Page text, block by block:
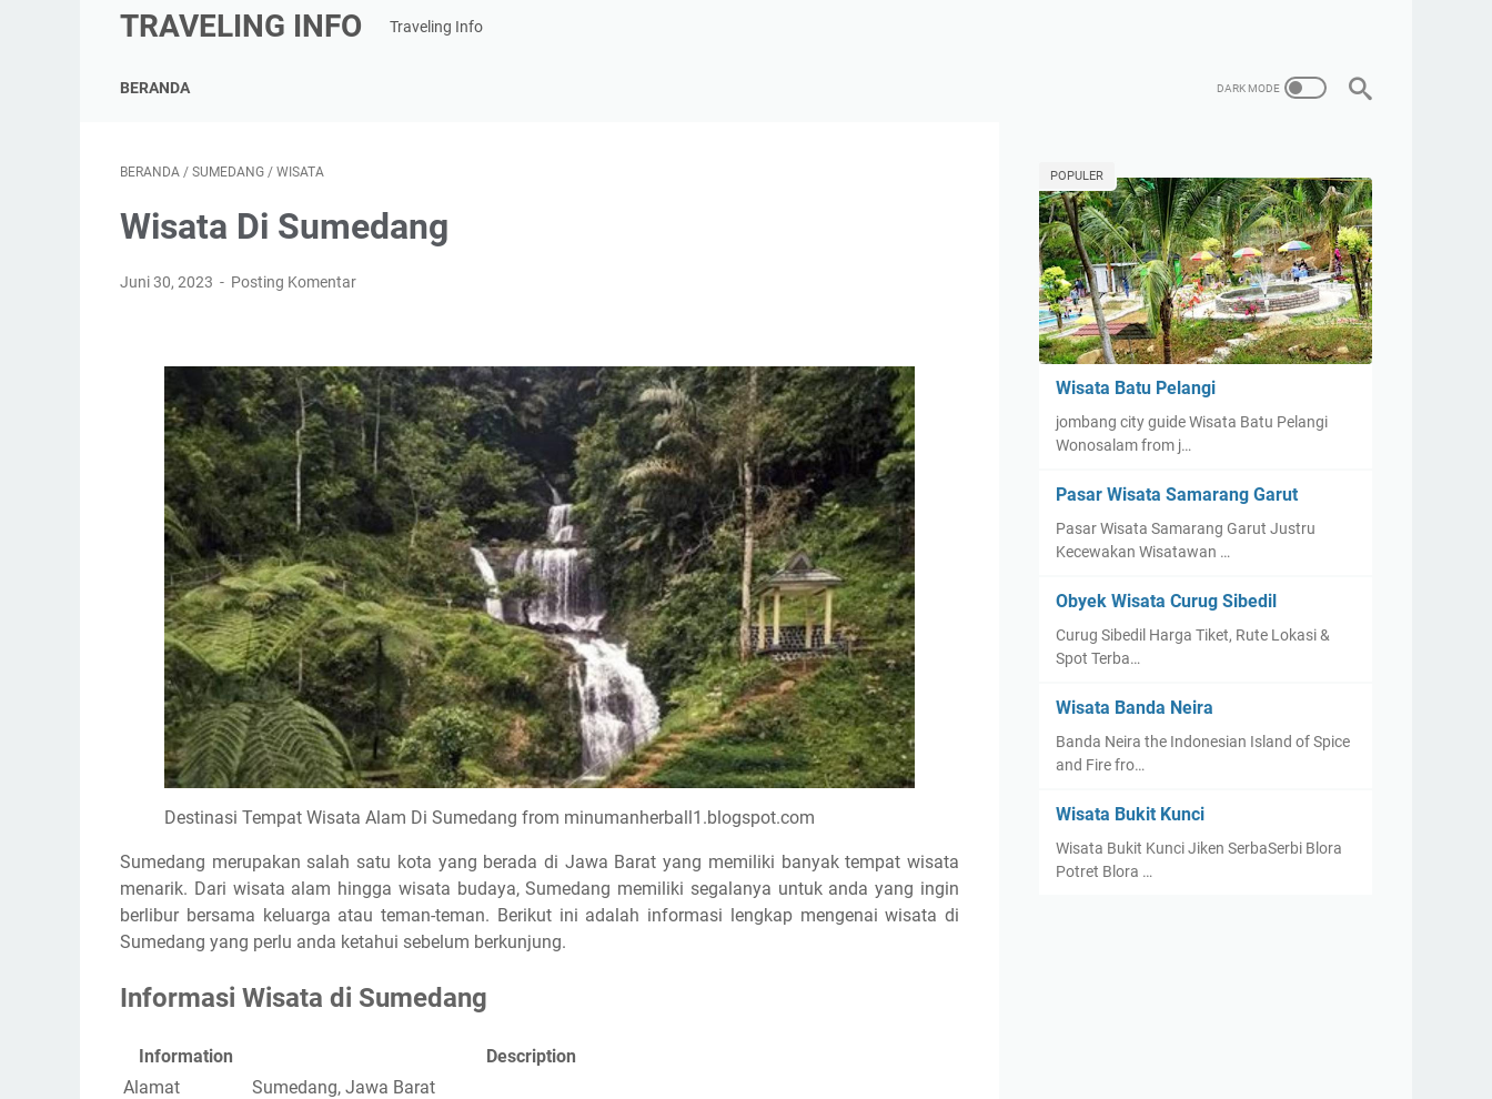
TRAVELING INFO Traveling Info
BERANDA
BERANDA / SUMEDANG / WISATA
Wisata Di Sumedang
Juni 30, 2023 Posting Komentar
Destinasi Tempat Wisata Alam Di Sumedang from minumanherball1.blogspot.com
Sumedang merupakan salah satu kota yang berada di Jawa Barat yang memiliki banyak tempat wisata
menarik. Dari wisata alam hingga wisata budaya, Sumedang memiliki segalanya untuk anda yang ingin
berlibur bersama keluarga atau teman-teman. Berikut ini adalah informasi lengkap mengenai wisata di
Sumedang yang perlu anda ketahui sebelum berkunjung.
Informasi Wisata di Sumedang
Information
Description
Alamat
Sumedang, Jawa Barat
POPULER
Wisata Batu Pelangi
jombang city guide Wisata Batu Pelangi
Wonosalam from j…
Pasar Wisata Samarang Garut
Pasar Wisata Samarang Garut Justru
Kecewakan Wisatawan …
Obyek Wisata Curug Sibedil
Curug Sibedil Harga Tiket, Rute Lokasi &
Spot Terba…
Wisata Banda Neira
Banda Neira the Indonesian Island of Spice
and Fire fro…
Wisata Bukit Kunci
Wisata Bukit Kunci Jiken SerbaSerbi Blora
Potret Blora …